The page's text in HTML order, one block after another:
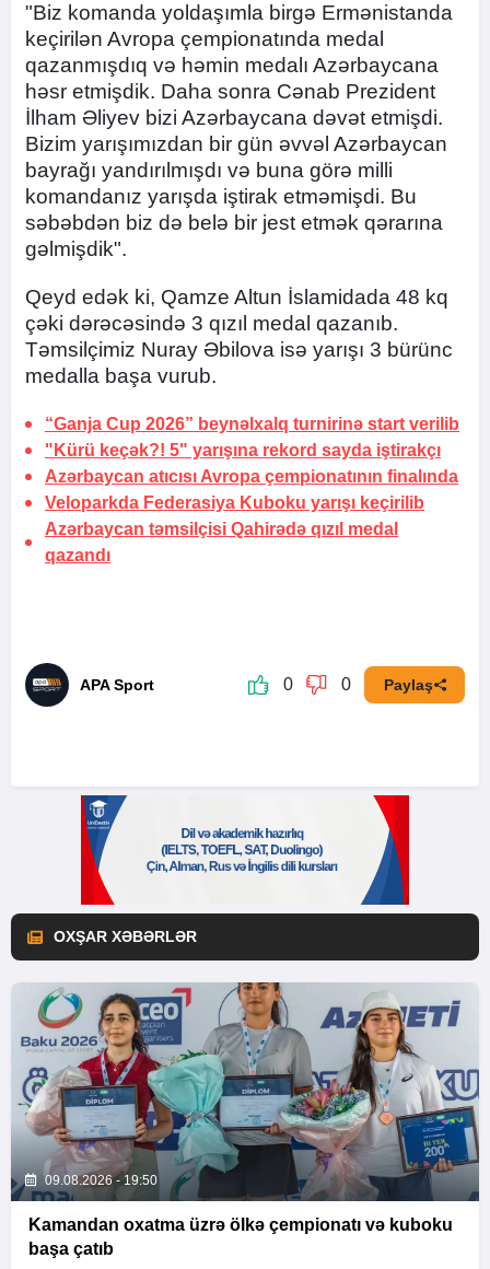
"Biz komanda yoldaşımla birgə Ermənistanda
keçirilən Avropa çempionatında medal
qazanmışdıq və həmin medalı Azərbaycana
həsr etmişdik. Daha sonra Cənab Prezident
İlham Əliyev bizi Azərbaycana dəvət etmişdi.
Bizim yarışımızdan bir gün əvvəl Azərbaycan
bayrağı yandırılmışdı və buna görə milli
komandanız yarışda iştirak etməmişdi. Bu
səbəbdən biz də belə bir jest etmək qərarına
gəlmişdik".
Qeyd edək ki, Qamze Altun İslamidada 48 kq
çəki dərəcəsində 3 qızıl medal qazanıb.
Təmsilçimiz Nuray Əbilova isə yarışı 3 bürünc
medalla başa vurub.
“Ganja Cup 2026” beynəlxalq turnirinə start verilib
"Kürü keçək?! 5" yarışına rekord sayda iştirakçı
Azərbaycan atıcısı Avropa çempionatının finalında
Veloparkda Federasiya Kuboku yarışı keçirilib
Azərbaycan təmsilçisi Qahirədə qızıl medal
qazandı
APA Sport 0 0 Paylaş
OXŞAR XƏBƏRLƏR
09.08.2026 - 19:50
Kamandan oxatma üzrə ölkə çempionatı və kuboku
başa çatıb